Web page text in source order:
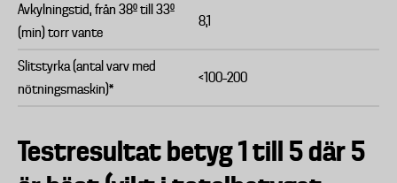
Avkylningstid, från 38º till 33º
(min) torr vante
8,1
Slitstyrka (antal varv med
nötningsmaskin)*
<100–200
Testresultat betyg 1 till 5 där 5